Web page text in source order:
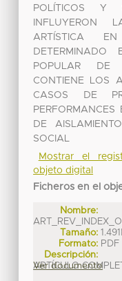
POLÍTICOS Y
INFLUYERON
ARTÍSTICA
DETERMINADO
POPULAR DE
CONTIENE LOS
CASOS DE
PERFORMANCES
DE
SOCIAL
Mostrar el
objeto digital
Ficheros en el
Nombre:
Tamaño:
Formato: PDF
Descripción:
ARTÍCULO
Ver documento